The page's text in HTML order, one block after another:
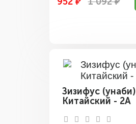
Зизифус (унаби)
Китайский - 2А